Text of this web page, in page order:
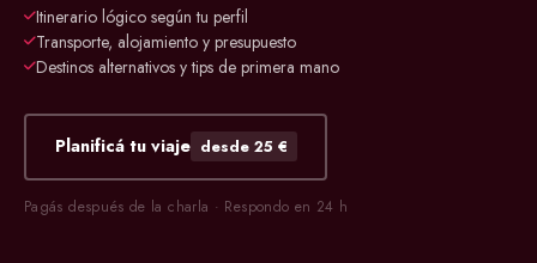
Itinerario lógico según tu perfil
Transporte, alojamiento y presupuesto
Destinos alternativos y tips de primera mano
Planificá tu viaje desde 25 €
Pagás después de la charla · Respondo en 24 h